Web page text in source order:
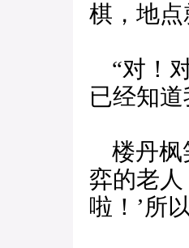
棋，地
“对！
已经知
楼丹枫
弈的老
啦！’所